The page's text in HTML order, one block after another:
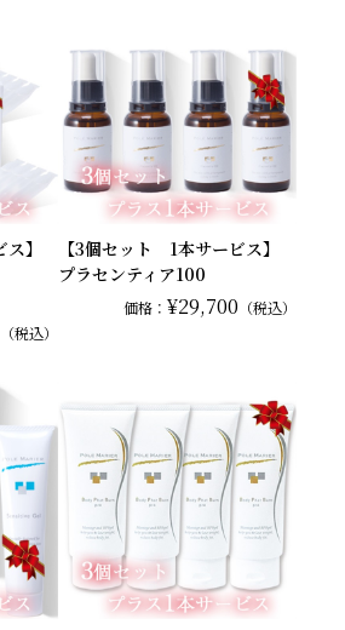
】
（税込）
【3個セット 1本サービス】
プラセンティア100
価格： ¥29,700 （税込）